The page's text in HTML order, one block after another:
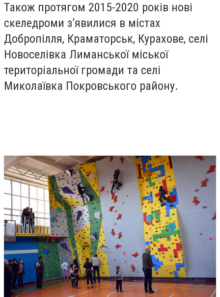
Також протягом 2015-2020 років нові
скеледроми з’явилися в містах
Добропілля, Краматорськ, Курахове, селі
Новоселівка Лиманської міської
територіальної громади та селі
Миколаївка Покровського району.